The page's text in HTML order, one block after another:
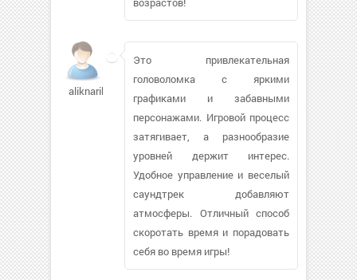
aliknarik
Это привлекательная
головоломка с яркими
графиками и забавными
персонажами. Игровой процесс
затягивает, а разнообразие
уровней держит интерес.
Удобное управление и веселый
саундтрек добавляют
атмосферы. Отличный способ
скоротать время и порадовать
себя во время игры!